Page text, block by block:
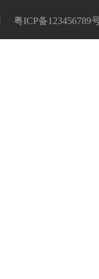
粤ICP备123456789